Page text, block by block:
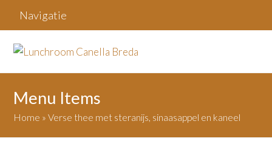
Navigatie
Menu Items
Home »Verse thee met steranijs, sinaasappel en kaneel